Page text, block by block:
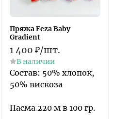
Пряжа Feza Baby
Gradient
1 400 ₽/шт.
В наличии
Состав: 50% хлопок,
50% вискоза
Пасма 220 м в 100 гр.